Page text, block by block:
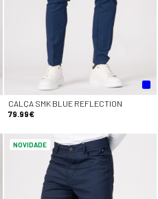
CALÇA SMK BLUE REFLECTION
79.99€
NOVIDADE